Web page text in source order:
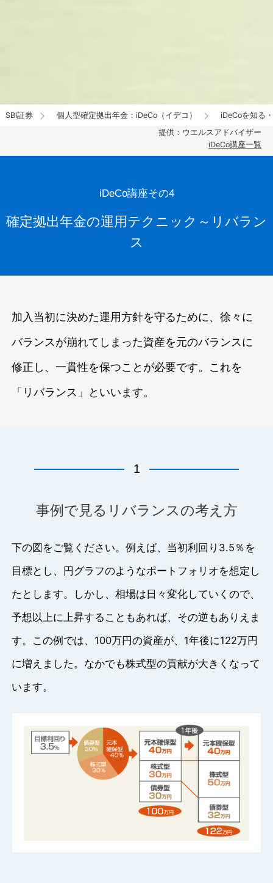
SBI証券 個人型確定拠出年金：iDeCo（イデコ）
iDeCoを知る
提供：ウエルスアドバイザー
iDeCo講座一覧
iDeCo講座その4
確定拠出年金の運用テクニック～ リバラン
ス
加入当初に決めた運用方針を守るために、徐々に
バランスが崩れてしまった資産を元のバランスに
修正し、一貫性を保つことが必要です。これを
「リバランス」といいます。
1
事例で見るリバランスの考え方
下の図をご覧ください。例えば、当初利回り3.5％を
目標とし、円グラフのようなポートフォリオを想定し
たとします。しかし、相場は日々変化していくので、
予想以上に上昇することもあれば、その逆もありえま
す。この例では、100万円の資産が、1年後に122万円
に増えました。なかでも株式型の貢献が大きくなって
います。